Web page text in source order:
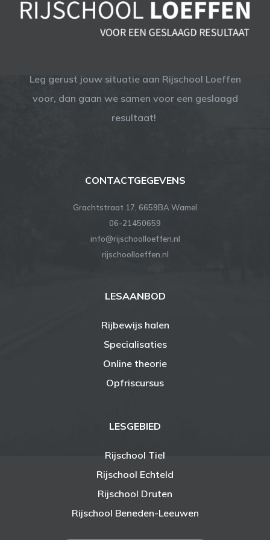
Leg gerust jouw situatie aan Rijschool Loeffen
voor, dan gaan we samen voor een geslaagd
resultaat!
CONTACTGEGEVENS
Grachtstraat 17, 6659BA Wamel
06-21450659
info@rijschoolloeffen.nl
rijschoolloeffen.nl
LESAANBOD
Rijbewijs halen
Specialisaties
Online theorie
Opfriscursus
LESGEBIED
Rijschool Tiel
Rijschool Echteld
Rijschool Druten
Rijschool Beneden-Leeuwen